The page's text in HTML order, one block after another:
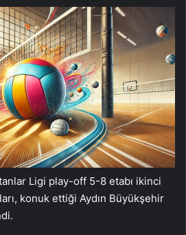
Ligi play-off 5-8 etabı ikinci
konuk ettiği Aydın Büyükşehir